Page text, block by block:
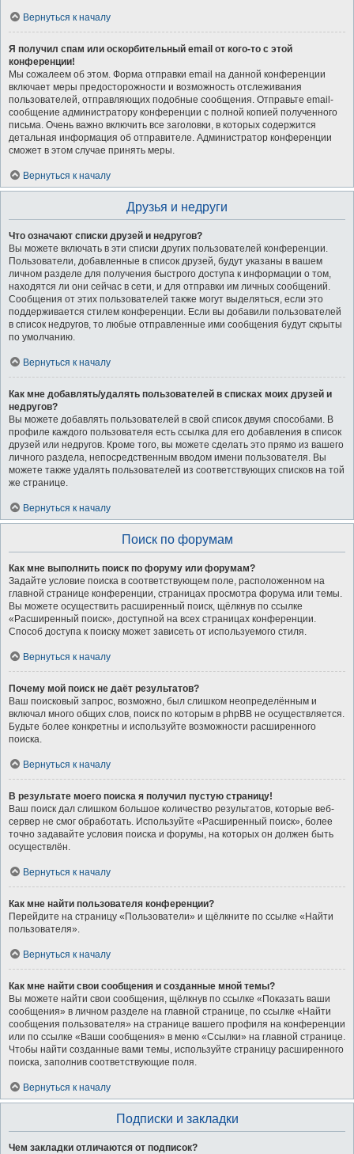
Вернуться к началу
Я получил спам или оскорбительный email от кого-то с этой
конференции!
Мы сожалеем об этом. Форма отправки email на данной конференции
включает меры предосторожности и возможность отслеживания
пользователей, отправляющих подобные сообщения. Отправьте email-
сообщение администратору конференции с полной копией полученного
письма. Очень важно включить все заголовки, в которых содержится
детальная информация об отправителе. Администратор конференции
сможет в этом случае принять меры.
Вернуться к началу
Друзья и недруги
Что означают списки друзей и недругов?
Вы можете включать в эти списки других пользователей конференции.
Пользователи, добавленные в список друзей, будут указаны в вашем
личном разделе для получения быстрого доступа к информации о том,
находятся ли они сейчас в сети, и для отправки им личных сообщений.
Сообщения от этих пользователей также могут выделяться, если это
поддерживается стилем конференции. Если вы добавили пользователей
в список недругов, то любые отправленные ими сообщения будут скрыты
по умолчанию.
Вернуться к началу
Как мне добавлять/удалять пользователей в списках моих друзей и
недругов?
Вы можете добавлять пользователей в свой список двумя способами. В
профиле каждого пользователя есть ссылка для его добавления в список
друзей или недругов. Кроме того, вы можете сделать это прямо из вашего
личного раздела, непосредственным вводом имени пользователя. Вы
можете также удалять пользователей из соответствующих списков на той
же странице.
Вернуться к началу
Поиск по форумам
Как мне выполнить поиск по форуму или форумам?
Задайте условие поиска в соответствующем поле, расположенном на
главной странице конференции, страницах просмотра форума или темы.
Вы можете осуществить расширенный поиск, щёлкнув по ссылке
«Расширенный поиск», доступной на всех страницах конференции.
Способ доступа к поиску может зависеть от используемого стиля.
Вернуться к началу
Почему мой поиск не даёт результатов?
Ваш поисковый запрос, возможно, был слишком неопределённым и
включал много общих слов, поиск по которым в phpBB не осуществляется.
Будьте более конкретны и используйте возможности расширенного
поиска.
Вернуться к началу
В результате моего поиска я получил пустую страницу!
Ваш поиск дал слишком большое количество результатов, которые веб-
сервер не смог обработать. Используйте «Расширенный поиск», более
точно задавайте условия поиска и форумы, на которых он должен быть
осуществлён.
Вернуться к началу
Как мне найти пользователя конференции?
Перейдите на страницу «Пользователи» и щёлкните по ссылке «Найти
пользователя».
Вернуться к началу
Как мне найти свои сообщения и созданные мной темы?
Вы можете найти свои сообщения, щёлкнув по ссылке «Показать ваши
сообщения» в личном разделе на главной странице, по ссылке «Найти
сообщения пользователя» на странице вашего профиля на конференции
или по ссылке «Ваши сообщения» в меню «Ссылки» на главной странице.
Чтобы найти созданные вами темы, используйте страницу расширенного
поиска, заполнив соответствующие поля.
Вернуться к началу
Подписки и закладки
Чем закладки отличаются от подписок?